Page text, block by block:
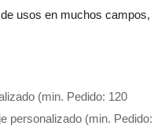
usos en muchos campos,
(min. Pedido: 120
personalizado (min. Pedido: